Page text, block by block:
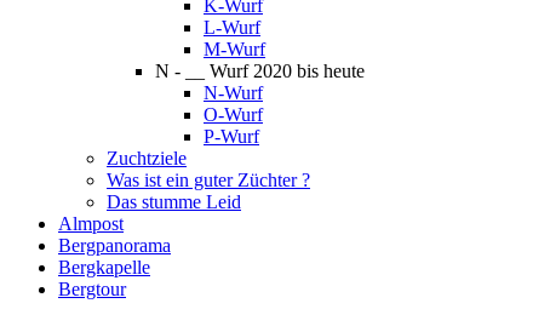
K-Wurf
L-Wurf
M-Wurf
N - __ Wurf 2020 bis heute
N-Wurf
O-Wurf
P-Wurf
Zuchtziele
Was ist ein guter Züchter ?
Das stumme Leid
Almpost
Bergpanorama
Bergkapelle
Bergtour